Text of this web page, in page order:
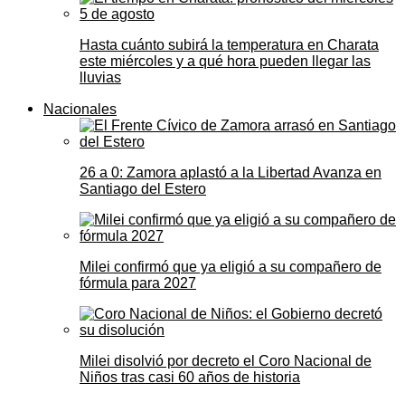
Hasta cuánto subirá la temperatura en Charata
este miércoles y a qué hora pueden llegar las
lluvias
Nacionales
26 a 0: Zamora aplastó a la Libertad Avanza en
Santiago del Estero
Milei confirmó que ya eligió a su compañero de
fórmula para 2027
Milei disolvió por decreto el Coro Nacional de
Niños tras casi 60 años de historia